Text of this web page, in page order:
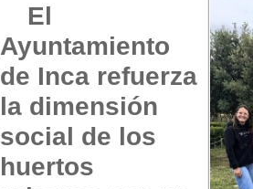
El
Ayuntamiento
de Inca refuerza
la dimensión
social de los
huertos